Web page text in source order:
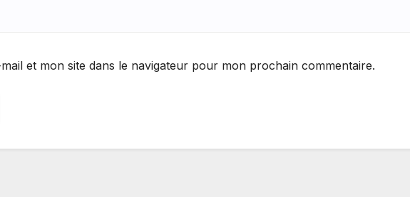
et mon site dans le navigateur pour mon prochain commentaire.